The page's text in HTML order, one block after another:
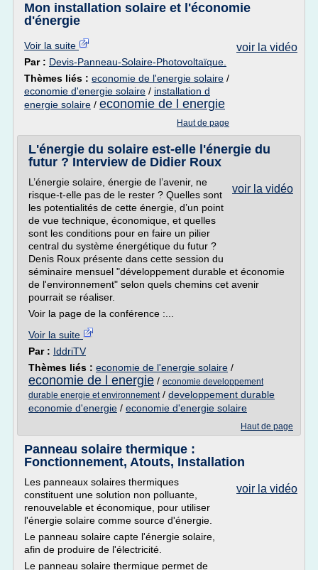
Mon installation solaire et l'économie
d'énergie
voir la vidéo
Voir la suite
Par : Devis-Panneau-Solaire-Photovoltaïque.
Thèmes liés : economie de l'energie solaire /
economie d'energie solaire / installation d
energie solaire / economie de l energie
Haut de page
L'énergie du solaire est-elle l'énergie du
futur ? Interview de Didier Roux
voir la vidéo
L’énergie solaire, énergie de l’avenir, ne
risque-t-elle pas de le rester ? Quelles sont
les potentialités de cette énergie, d’un point
de vue technique, économique, et quelles
sont les conditions pour en faire un pilier
central du système énergétique du futur ?
Denis Roux présente dans cette session du
séminaire mensuel "développement durable et économie
de l'environnement" selon quels chemins cet avenir
pourrait se réaliser.
Voir la page de la conférence :...
Voir la suite
Par : IddriTV
Thèmes liés : economie de l'energie solaire /
economie de l energie / economie developpement
durable energie et environnement/ developpement durable
economie d'energie / economie d'energie solaire
Haut de page
Panneau solaire thermique :
Fonctionnement, Atouts, Installation
voir la vidéo
Les panneaux solaires thermiques
constituent une solution non polluante,
renouvelable et économique, pour utiliser
l'énergie solaire comme source d'énergie.
Le panneau solaire capte l'énergie solaire,
afin de produire de l'électricité.
Le panneau solaire thermique permet de